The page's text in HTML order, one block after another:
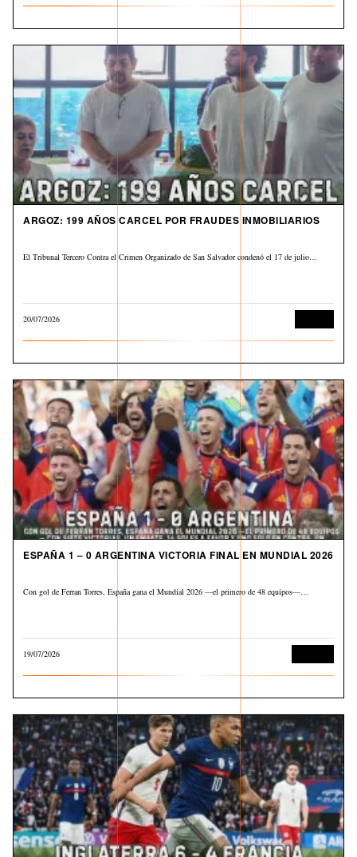
ARGOZ: 199 AÑOS CARCEL POR FRAUDES INMOBILIARIOS
El Tribunal Tercero Contra el Crimen Organizado de San Salvador condenó el 17 de julio…
20/07/2026
ESPAÑA 1 – 0 ARGENTINA VICTORIA FINAL EN MUNDIAL 2026
Con gol de Ferran Torres, España gana el Mundial 2026 —el primero de 48 equipos—…
19/07/2026